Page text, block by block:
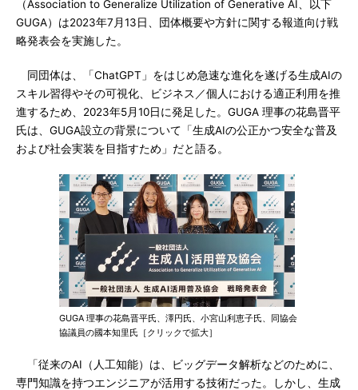
（Association to Generalize Utilization of Generative AI、以下
GUGA）は2023年7月13日、団体概要や方針に関する報道向け戦
略発表会を実施した。
同団体は、「ChatGPT」をはじめ急速な進化を遂げる生成AIの
スキル習得やその可視化、ビジネス／個人における適正利用を推
進するため、2023年5月10日に発足した。GUGA 理事の花島晋平
氏は、GUGA設立の背景について「生成AIの公正かつ安全な普及
および社会実装を目指すため」だと語る。
GUGA 理事の花島晋平氏、澤円氏、小宮山利恵子氏、同協会
協議員の國本知里氏［クリックで拡大］
「従来のAI（人工知能）は、ビッグデータ解析などのために、
専門知識を持つエンジニアが活用する技術だった。しかし、生成